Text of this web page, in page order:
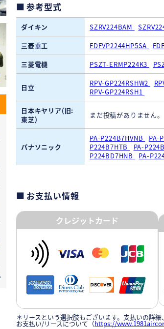
参考型式
ダイキン SZRV224BAM
三菱重工
FDFVP2244HP5SA
三菱電機
PSZT-ERMP224K3
日立 RPV-GP224RSHW2
RPV-GP224RSH1
日本キヤリア(旧:
東芝)
まだ投稿がありません。
パナソニック
PA-P224B7HVNB PA-
P224B7HTB
PA-
P224BD7HNB
PA-
お支払い情報
クレジットカード
＊リースという選択肢もございます。支払いの詳
お支払い/リースについて（https://